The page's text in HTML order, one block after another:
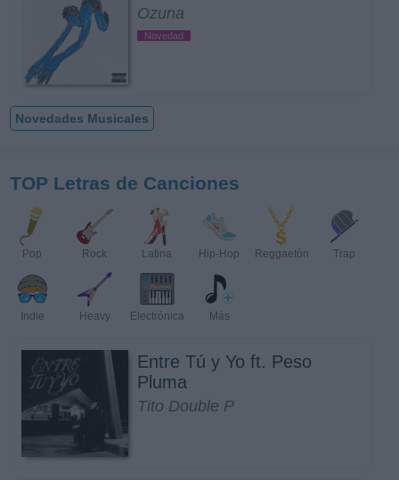
Ozuna
Novedad
Novedades Musicales
TOP Letras de Canciones
Pop Rock Latina Hip-Hop Reggaetón Trap
Indie Heavy Electrónica Más
Entre Tú y Yo ft. Peso
Pluma
Tito Double P